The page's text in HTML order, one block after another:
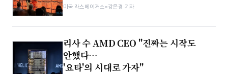
미국 라스베이거스=강은경 기자
리사 수 AMD CEO "진짜는 시작도
안했다…
'요타'의 시대로 가자"